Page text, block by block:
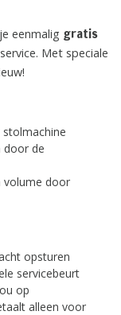
eenmalig gratis
Met speciale
door de
volume door
opsturen
servicebeurt
op
alleen voor